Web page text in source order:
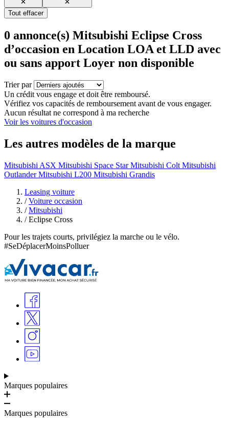
Tout effacer
0 annonce(s) Mitsubishi Eclipse Cross
d’occasion en Location LOA et LLD avec
ou sans apport Loyer non disponible
Trier par
Un crédit vous engage et doit être remboursé.
Vérifiez vos capacités de remboursement avant de vous engager.
Aucun résultat ne correspond à ma recherche
Voir les voitures d'occasion
Les autres modèles de la marque
Mitsubishi ASX Mitsubishi Space Star Mitsubishi Colt Mitsubishi
Outlander Mitsubishi L200 Mitsubishi Grandis
Leasing voiture
/ Voiture occasion
/ Mitsubishi
/ Eclipse Cross
Pour les trajets courts, privilégiez la marche ou le vélo.
#SeDéplacerMoinsPolluer
Marques populaires
Marques populaires